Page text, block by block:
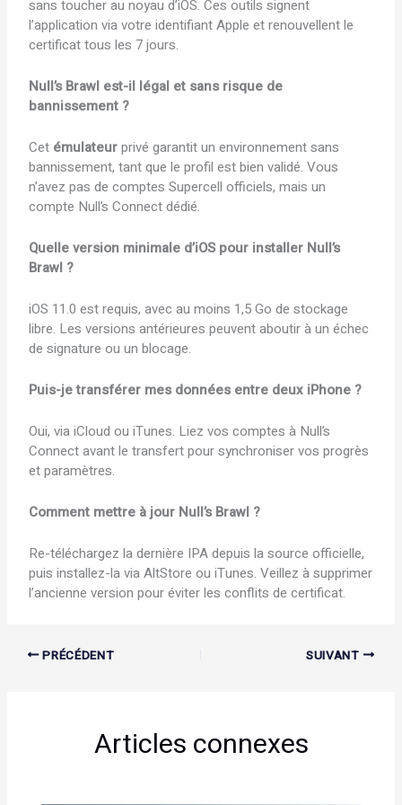
sans toucher au noyau d’iOS. Ces outils signent
l’application via votre identifiant Apple et renouvellent le
certificat tous les 7 jours.
Null’s Brawl est-il légal et sans risque de
bannissement ?
Cet émulateurprivé garantit un environnement sans
bannissement, tant que le profil est bien validé. Vous
n’avez pas de comptes Supercell officiels, mais un
compte Null’s Connect dédié.
Quelle version minimale d’iOS pour installer Null’s
Brawl ?
iOS 11.0 est requis, avec au moins 1,5 Go de stockage
libre. Les versions antérieures peuvent aboutir à un échec
de signature ou un blocage.
Puis-je transférer mes données entre deux iPhone ?
Oui, via iCloud ou iTunes. Liez vos comptes à Null’s
Connect avant le transfert pour synchroniser vos progrès
et paramètres.
Comment mettre à jour Null’s Brawl ?
Re-téléchargez la dernière IPA depuis la source officielle,
puis installez-la via AltStore ou iTunes. Veillez à supprimer
l’ancienne version pour éviter les conflits de certificat.
PRÉCÉDENT SUIVANT
Articles connexes